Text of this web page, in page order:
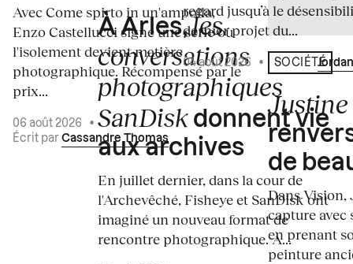
Avec Come spirto in un'ampolla,
Enzo Castellucci signe une série où
l'isolement devient matière
photographique. Récompensé par le
prix...
06 août 2026
•
Écrit par Cassandre Thomas
À Arles,les
conversations
photographiques
SanDisk donnent vie
aux archives
En juillet dernier, dans la cour de
l'Archevêché, Fisheye et SanDisk ont
imaginé un nouveau format de
rencontre photographique. À...
regard jusqu’à le
dernier projet du...
04 août 2026 • Écrit par
SOCIÉTÉ
de
Dans
capture avec
en prenant
peinture